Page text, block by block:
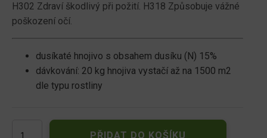
H302 Zdraví škodlivý při požití. H318 Způsobuje vážné
poškození očí.
dusíkaté hnojivo s obsahem dusíku (N) 15%
dávkování: 20 kg hnojiva vystačí až na 1500 m2
dle typu rostliny
PŘIDAT DO KOŠÍKU